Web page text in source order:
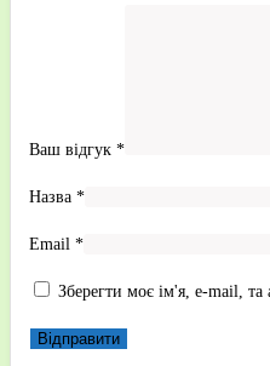
Ваш відгук *
Назва *
Email *
Зберегти моє ім'я, e-mail, та